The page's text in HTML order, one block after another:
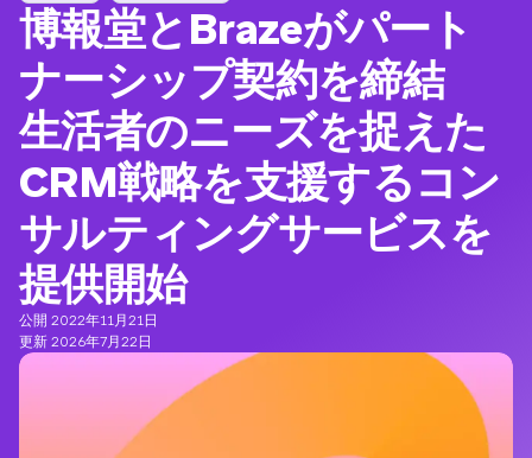
博報堂とBrazeがパート
ナーシップ契約を締結
生活者のニーズを捉えた
CRM戦略を支援するコン
サルティングサービスを
提供開始
公開 2022年11月21日
更新 2026年7月22日